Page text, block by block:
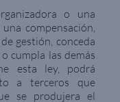
o una
compensación,
gestión, conceda
cumpla las demás
esta ley, podrá
a terceros que
se produjera el